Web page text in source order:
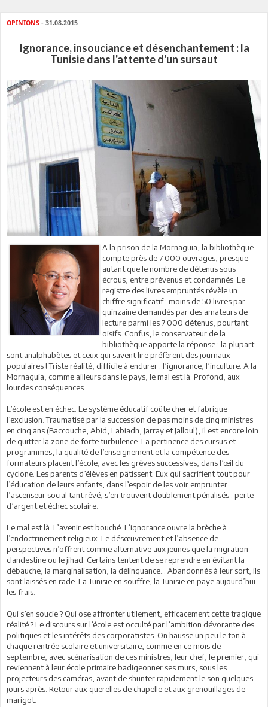
OPINIONS - 31.08.2015
Ignorance, insouciance et désenchantement : la
Tunisie dans l'attente d'un sursaut
A la prison de la Mornaguia, la bibliothèque
compte près de 7 000 ouvrages, presque
autant que le nombre de détenus sous
écrous, entre prévenus et condamnés. Le
registre des livres empruntés révèle un
chiffre significatif : moins de 50 livres par
quinzaine demandés par des amateurs de
lecture parmi les 7 000 détenus, pourtant
oisifs. Confus, le conservateur de la
bibliothèque apporte la réponse : la plupart
sont analphabètes et ceux qui savent lire préfèrent des journaux
populaires ! Triste réalité, difficile à endurer : l’ignorance, l’inculture. A la
Mornaguia, comme ailleurs dans le pays, le mal est là. Profond, aux
lourdes conséquences.
L’école est en échec. Le système éducatif coûte cher et fabrique
l’exclusion. Traumatisé par la succession de pas moins de cinq ministres
en cinq ans (Baccouche, Abid, Labiadh, Jarray et Jalloul), il est encore loin
de quitter la zone de forte turbulence. La pertinence des cursus et
programmes, la qualité de l’enseignement et la compétence des
formateurs placent l’école, avec les grèves successives, dans l’œil du
cyclone. Les parents d’élèves en pâtissent. Eux qui sacrifient tout pour
l’éducation de leurs enfants, dans l’espoir de les voir emprunter
l’ascenseur social tant rêvé, s’en trouvent doublement pénalisés : perte
d’argent et échec scolaire.
Le mal est là. L’avenir est bouché. L’ignorance ouvre la brèche à
l’endoctrinement religieux. Le désœuvrement et l’absence de
perspectives n’offrent comme alternative aux jeunes que la migration
clandestine ou le jihad. Certains tentent de se reprendre en évitant la
débauche, la marginalisation, la délinquance… Abandonnés à leur sort, ils
sont laissés en rade. La Tunisie en souffre, la Tunisie en paye aujourd’hui
les frais.
Qui s’en soucie ? Qui ose affronter utilement, efficacement cette tragique
réalité ? Le discours sur l’école est occulté par l’ambition dévorante des
politiques et les intérêts des corporatistes. On hausse un peu le ton à
chaque rentrée scolaire et universitaire, comme en ce mois de
septembre, avec scénarisation de ces ministres, leur chef, le premier, qui
reviennent à leur école primaire badigeonner ses murs, sous les
projecteurs des caméras, avant de shunter rapidement le son quelques
jours après. Retour aux querelles de chapelle et aux grenouillages de
marigot.